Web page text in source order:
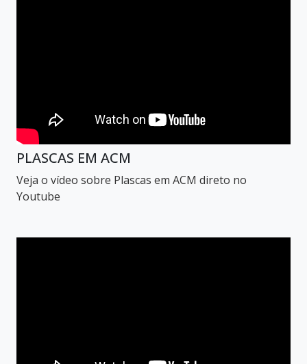
PLASCAS EM ACM
Veja o vídeo sobre Plascas em ACM direto no
Youtube